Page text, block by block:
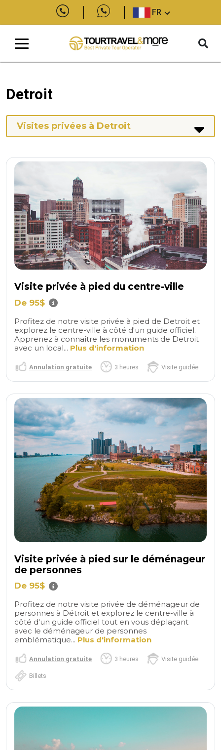
FR
Detroit
Visites privées à Detroit
Visite privée à pied du centre-ville
De 95$
Profitez de notre visite privée à pied de Detroit et
explorez le centre-ville à côté d'un guide officiel.
Apprenez à connaître les monuments de Detroit
avec un local... Plus d'information
Annulation gratuite 3 heures Visite guidée
Visite privée à pied sur le déménageur
de personnes
De 95$
Profitez de notre visite privée de déménageur de
personnes à Détroit et explorez le centre-ville à
côté d'un guide officiel tout en vous déplaçant
avec le déménageur de personnes
emblématique... Plus d'information
Annulation gratuite 3 heures Visite guidée
Billets